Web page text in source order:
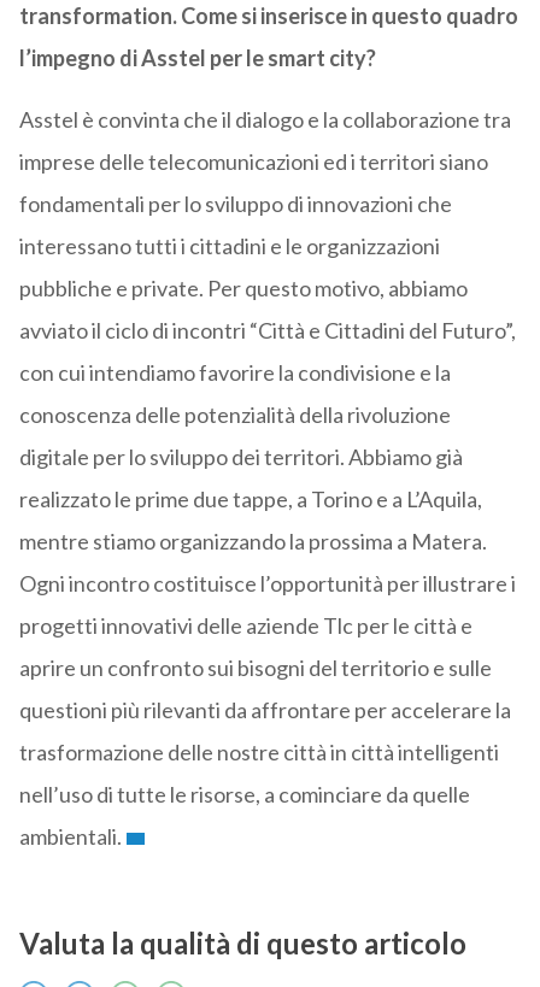
transformation. Come si inserisce in questo quadro
l’impegno di Asstel per le smart city?
Asstel è convinta che il dialogo e la collaborazione tra
imprese delle telecomunicazioni ed i territori siano
fondamentali per lo sviluppo di innovazioni che
interessano tutti i cittadini e le organizzazioni
pubbliche e private. Per questo motivo, abbiamo
avviato il ciclo di incontri “Città e Cittadini del Futuro”,
con cui intendiamo favorire la condivisione e la
conoscenza delle potenzialità della rivoluzione
digitale per lo sviluppo dei territori. Abbiamo già
realizzato le prime due tappe, a Torino e a L’Aquila,
mentre stiamo organizzando la prossima a Matera.
Ogni incontro costituisce l’opportunità per illustrare i
progetti innovativi delle aziende Tlc per le città e
aprire un confronto sui bisogni del territorio e sulle
questioni più rilevanti da affrontare per accelerare la
trasformazione delle nostre città in città intelligenti
nell’uso di tutte le risorse, a cominciare da quelle
ambientali.
Valuta la qualità di questo articolo